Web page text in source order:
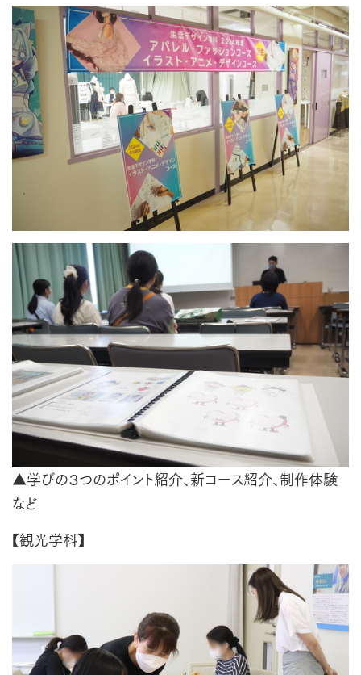
▲学びの３つのポイント紹介、新コース紹介、制作体験
など
【観光学科】